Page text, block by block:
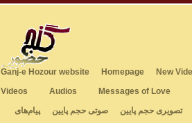
Ganj-e Hozour website Homepage New
Videos
Audios Messages of Love
تصویری حجم پایین صوتی حجم پایین
پیام‌های